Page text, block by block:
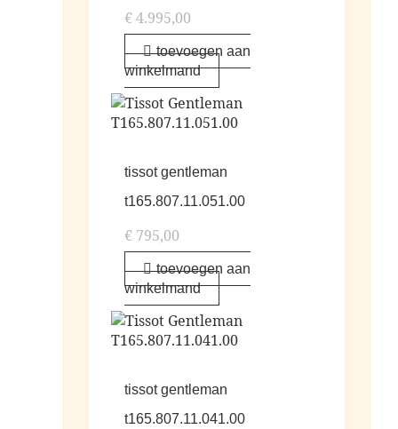
€4.995,00
toevoegen aan
winkelmand
tissot gentleman
t165.807.11.051.00
€ 795,00
toevoegen aan
winkelmand
tissot gentleman
t165.807.11.041.00